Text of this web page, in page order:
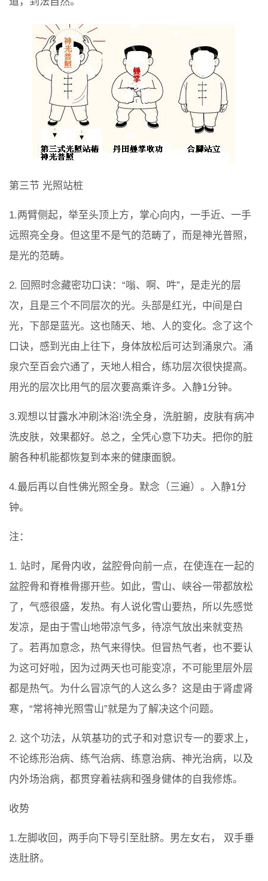
第三节 光照站桩
1.两臂侧起，举至头顶上方，掌心向内，一手近、一手
远照亮全身。但这里不是气的范畴了，而是神光普照，
是光的范畴。
2. 回照时念藏密功口诀：“嗡、啊、吽”，是走光的层
次，且是三个不同层次的光。头部是红光，中间是白
光，下部是蓝光。这也随天、地、人的变化。念了这个
口诀，感到光由上往下，身体放松后可达到涌泉穴。涌
泉穴至百会穴通了，天地人相合，练功层次很快提高。
用光的层次比用气的层次要高乘许多。入静1分钟。
3.观想以甘露水冲刷沐浴!洗全身，洗脏腑，皮肤有病冲
洗皮肤，效果都好。总之，全凭心意下功夫。把你的脏
腑各种机能都恢复到本来的健康面貌。
4.最后再以自性佛光照全身。默念（三遍）。入静1分
钟。
注：
1. 站时，尾骨内收，盆腔骨向前一点，在使连在一起的
盆腔骨和脊椎骨挪开些。如此，雪山、峡谷一带都放松
了，气感很盛，发热。有人说化雪山要热，所以先感觉
发凉，是由于雪山地带凉气多，待凉气放出来就变热
了。若再加意念，热气来得快。但冒热气者，也不要认
为这可好啦，因为过两天也可能变凉，不可能里层外层
都是热气。为什么冒凉气的人这么多？这是由于肾虚肾
寒，“常将神光照雪山”就是为了解决这个问题。
2. 这个功法，从筑基功的式子和对意识专一的要求上，
不论练形治病、练气治病、练意治病、神光治病，以及
内外场治病，都贯穿着袪病和强身健体的自我修炼。
收势
1.左脚收回，两手向下导引至肚脐。男左女右， 双手垂
迭肚脐。